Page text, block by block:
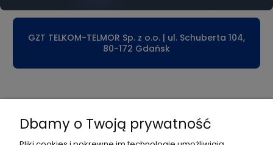
GZT TELKOM-TELMOR Sp. z o.o. | ul. Schuberta 104,
80-172 Gdańsk
Informacje
Dbamy o Twoją prywatność